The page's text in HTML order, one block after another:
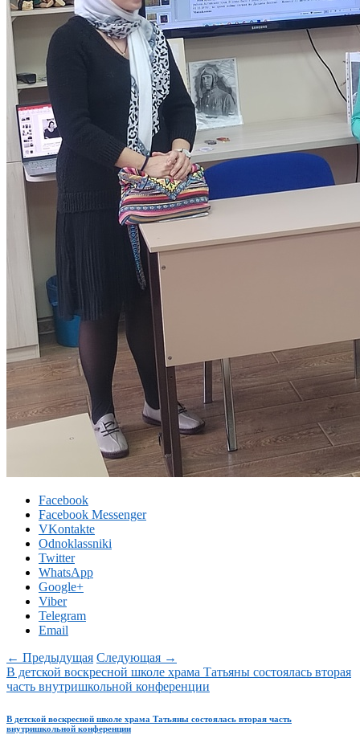
Facebook
Facebook Messenger
VKontakte
Odnoklassniki
Twitter
WhatsApp
Google+
Viber
Telegram
Email
← Предыдущая Следующая →
В детской воскресной школе храма Татьяны состоялась вторая
часть внутришкольной конференции
В детской воскресной школе храма Татьяны состоялась вторая часть
внутришкольной конференции